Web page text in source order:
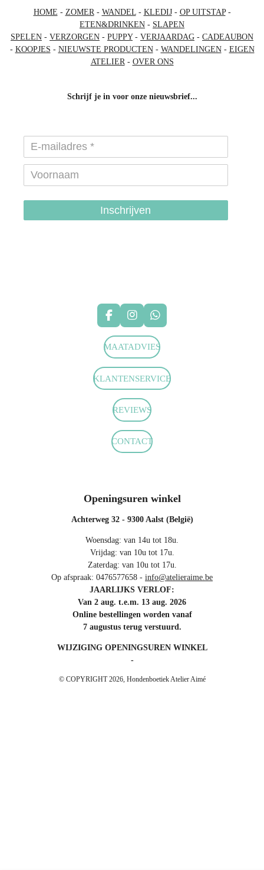
HOME - ZOMER- WANDEL- KLEDIJ- OP UITSTAP-
ETEN&DRINKEN - SLAPEN
SPELEN - VERZORGEN - PUPPY- VERJAARDAG - CADEAUBON
- KOOPJES - NIEUWSTE PRODUCTEN- WANDELINGEN- EIGEN
ATELIER- OVER ONS
Schrijf je in voor onze nieuwsbrief...
Inschrijven
F
a
c
e
o
I
n
t
r
m
W
h
a
t
p
MAATADVIES
KLANTENSERVICE
REVIEWS
CONTACT
Openingsuren winkel
Achterweg 32 - 9300 Aalst (België)
Woensdag: van 14u tot 18u.
Vrijdag: van 10u tot 17u.
Zaterdag: van 10u tot 17u.
Op afspraak: 0476577658 - info@atelieraime.be
JAARLIJKS VERLOF:
Van 2 aug. t.e.m. 13 aug. 2026
Online bestellingen worden vanaf
7 augustus terug verstuurd.
WIJZIGING OPENINGSUREN WINKEL
-
© COPYRIGHT 2026, Hondenboetiek Atelier Aimé